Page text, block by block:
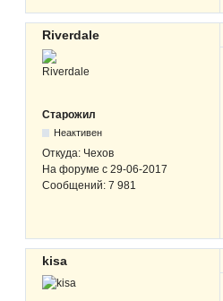
Riverdale
Старожил
Неактивен
Откуда: Чехов
На форуме с 29-06-2017
Сообщений: 7 981
kisa